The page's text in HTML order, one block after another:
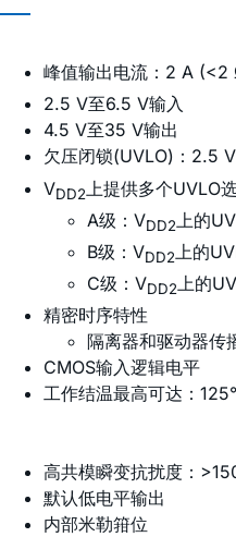
峰值输出电流：2 A (<2
2.5 V至6.5 V输入
4.5 V至35 V输出
欠压闭锁(UVLO)：2.5
VDD2 上提供多个UVLO
A级：VDD2 上的
B级：VDD2 上的
C级：VDD2上的
精密时序特性
隔离器和驱动器传
CMOS输入逻辑电平
工作结温最高可达：
高共模瞬变抗扰度：
默认低电平输出
内部米勒箝位